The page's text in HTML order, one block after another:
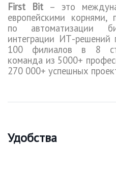
First Bit – это
европейскими корнями,
по автоматизации
интеграции ИТ-
100 филиалов в 8
команда из 5000+
270 000+ успешных
Удобства